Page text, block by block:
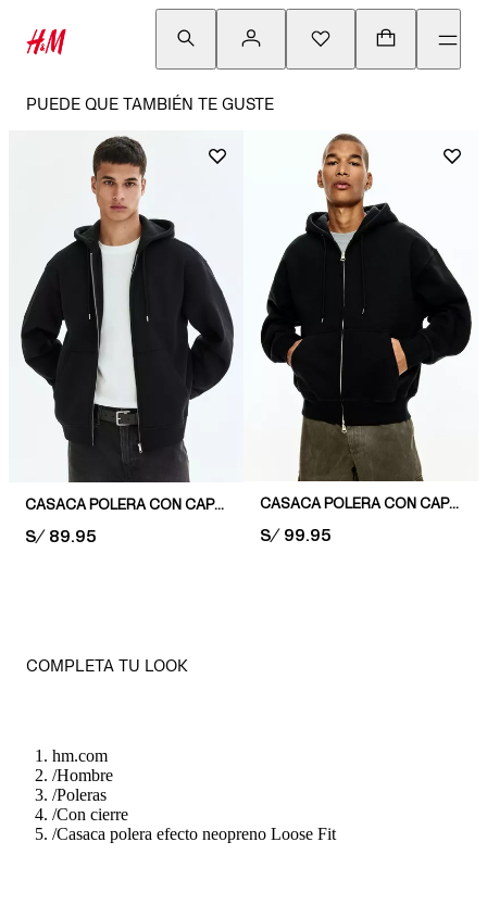
PUEDE QUE TAMBIÉN TE GUSTE
CASACA POLERA CON CAPUCHA LOOSE FIT
PRICE:
S/ 89.95
CASACA POLERA CON CAPUCHA OVERSIZED FIT
PRICE:
S/ 99.95
COMPLETA TU LOOK
hm.com
/Hombre
/Poleras
/Con cierre
/Casaca polera efecto neopreno Loose Fit